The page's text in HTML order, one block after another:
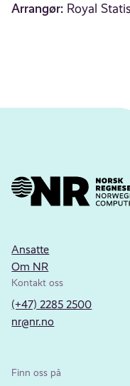
Arrangør: Royal
Ansatte
Om NR
Kontakt oss
(+47) 2285 2500
nr@nr.no
Finn oss på